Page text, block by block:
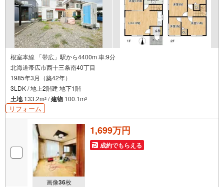
受
け
取
る
・
条
件
イ
ペ
根室本線 「帯広」駅から4400m 車:9分
北海道帯広市西十三条南40丁目
1985年3月（築42年）
3LDK / 地上2階建 地下1階
土地133.2m2 /建物 100.1m2
リフォーム
画像36枚
1,699万円
成約でもらえる